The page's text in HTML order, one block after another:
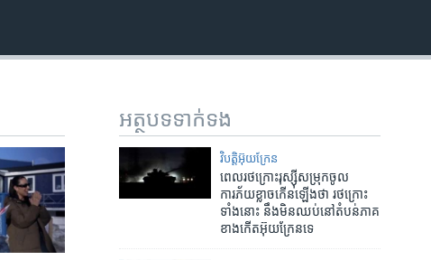
អត្ថបទ​ទាក់ទង
វិបត្តិអ៊ុយក្រែន
ពេល​រថក្រោះ​រុស្ស៊ី​សម្រុក​ចូល
ការភ័យខ្លាច​កើនឡើង​ថា រថក្រោះ​
ទាំង​នោះ ​នឹង​មិន​ឈប់​នៅ​តំបន់​ភាគ​
ខាងកើត​អ៊ុយក្រែន​ទេ